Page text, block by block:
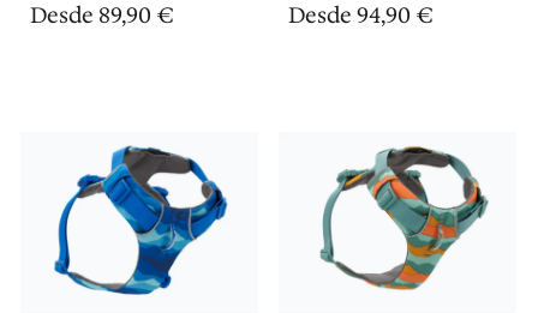
Desde 89,90 € Desde94,90 €